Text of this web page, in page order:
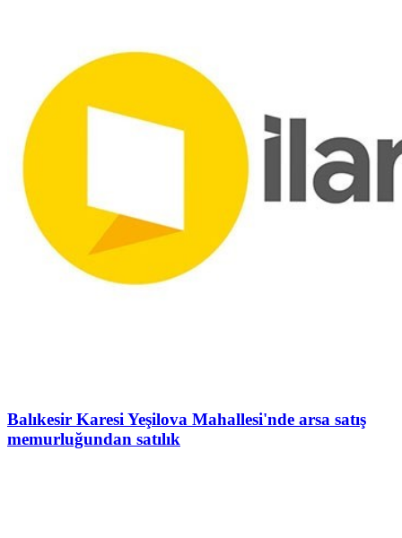
Balıkesir Karesi Yeşilova Mahallesi'nde arsa satış
memurluğundan satılık